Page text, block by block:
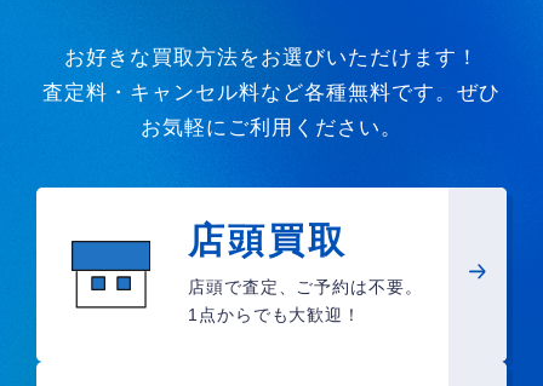
お好きな買取方法をお選びいただけます！
査定料・キャンセル料など各種無料です。ぜひ
お気軽にご利用ください。
店頭買取
店頭で査定、ご予約は不要。
1点からでも大歓迎！